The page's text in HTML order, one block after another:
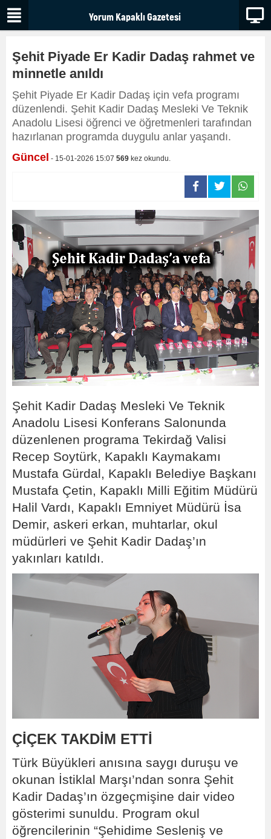
Şehit Piyade Er Kadir Dadaş rahmet ve
minnetle anıldı
Şehit Piyade Er Kadir Dadaş için vefa programı
düzenlendi. Şehit Kadir Dadaş Mesleki Ve Teknik
Anadolu Lisesi öğrenci ve öğretmenleri tarafından
hazırlanan programda duygulu anlar yaşandı.
Güncel - 15-01-2026 15:07 569 kez okundu.
Şehit Kadir Dadaş Mesleki Ve Teknik
Anadolu Lisesi Konferans Salonunda
düzenlenen programa Tekirdağ Valisi
Recep Soytürk, Kapaklı Kaymakamı
Mustafa Gürdal, Kapaklı Belediye Başkanı
Mustafa Çetin, Kapaklı Milli Eğitim Müdürü
Halil Vardı, Kapaklı Emniyet Müdürü İsa
Demir, askeri erkan, muhtarlar, okul
müdürleri ve Şehit Kadir Dadaş’ın
yakınları katıldı.
ÇİÇEK TAKDİM ETTİ
Türk Büyükleri anısına saygı duruşu ve
okunan İstiklal Marşı’ndan sonra Şehit
Kadir Dadaş’ın özgeçmişine dair video
gösterimi sunuldu. Program okul
öğrencilerinin “Şehidime Sesleniş ve